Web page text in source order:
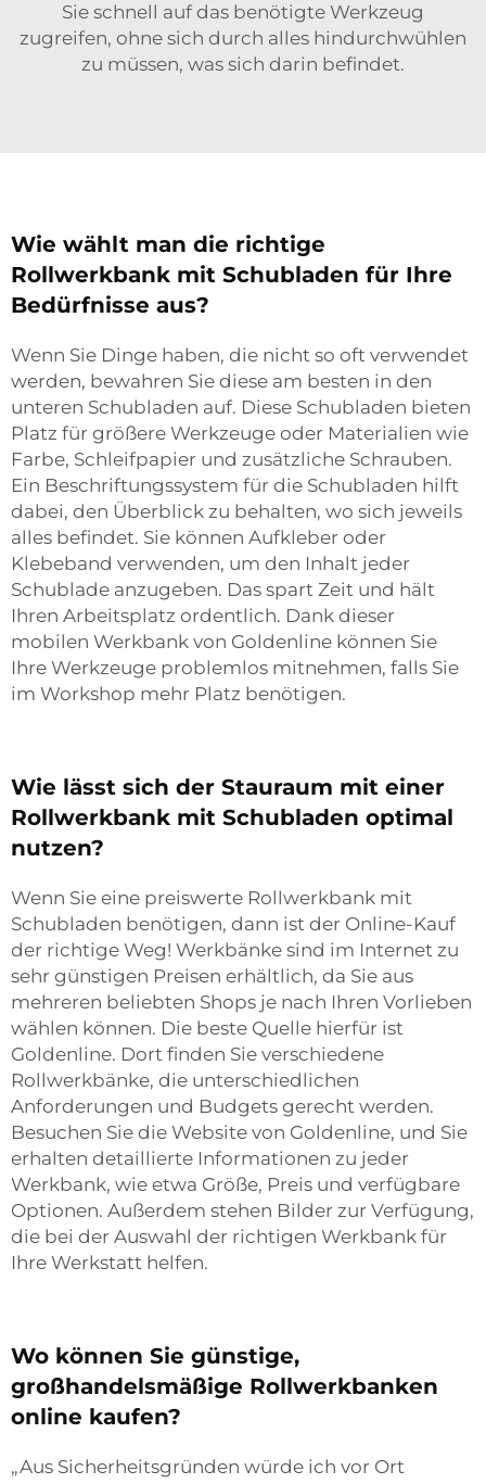
Sie schnell auf das benötigte Werkzeug
zugreifen, ohne sich durch alles hindurchwühlen
zu müssen, was sich darin befindet.
Wie wählt man die richtige
Rollwerkbank mit Schubladen für Ihre
Bedürfnisse aus?
Wenn Sie Dinge haben, die nicht so oft verwendet
werden, bewahren Sie diese am besten in den
unteren Schubladen auf. Diese Schubladen bieten
Platz für größere Werkzeuge oder Materialien wie
Farbe, Schleifpapier und zusätzliche Schrauben.
Ein Beschriftungssystem für die Schubladen hilft
dabei, den Überblick zu behalten, wo sich jeweils
alles befindet. Sie können Aufkleber oder
Klebeband verwenden, um den Inhalt jeder
Schublade anzugeben. Das spart Zeit und hält
Ihren Arbeitsplatz ordentlich. Dank dieser
mobilen Werkbank von Goldenline können Sie
Ihre Werkzeuge problemlos mitnehmen, falls Sie
im Workshop mehr Platz benötigen.
Wie lässt sich der Stauraum mit einer
Rollwerkbank mit Schubladen optimal
nutzen?
Wenn Sie eine preiswerte Rollwerkbank mit
Schubladen benötigen, dann ist der Online-Kauf
der richtige Weg! Werkbänke sind im Internet zu
sehr günstigen Preisen erhältlich, da Sie aus
mehreren beliebten Shops je nach Ihren Vorlieben
wählen können. Die beste Quelle hierfür ist
Goldenline. Dort finden Sie verschiedene
Rollwerkbänke, die unterschiedlichen
Anforderungen und Budgets gerecht werden.
Besuchen Sie die Website von Goldenline, und Sie
erhalten detaillierte Informationen zu jeder
Werkbank, wie etwa Größe, Preis und verfügbare
Optionen. Außerdem stehen Bilder zur Verfügung,
die bei der Auswahl der richtigen Werkbank für
Ihre Werkstatt helfen.
Wo können Sie günstige,
großhandelsmäßige Rollwerkbanken
online kaufen?
„Aus Sicherheitsgründen würde ich vor Ort